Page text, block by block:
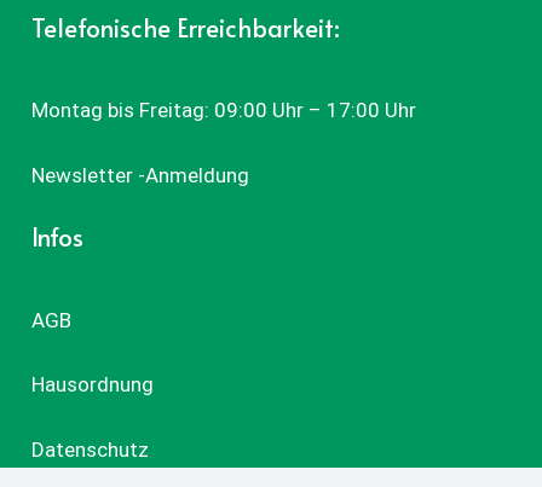
Telefonische Erreichbarkeit:
Montag bis Freitag: 09:00 Uhr – 17:00 Uhr
Newsletter -Anmeldung
Infos
AGB
Hausordnung
Datenschutz